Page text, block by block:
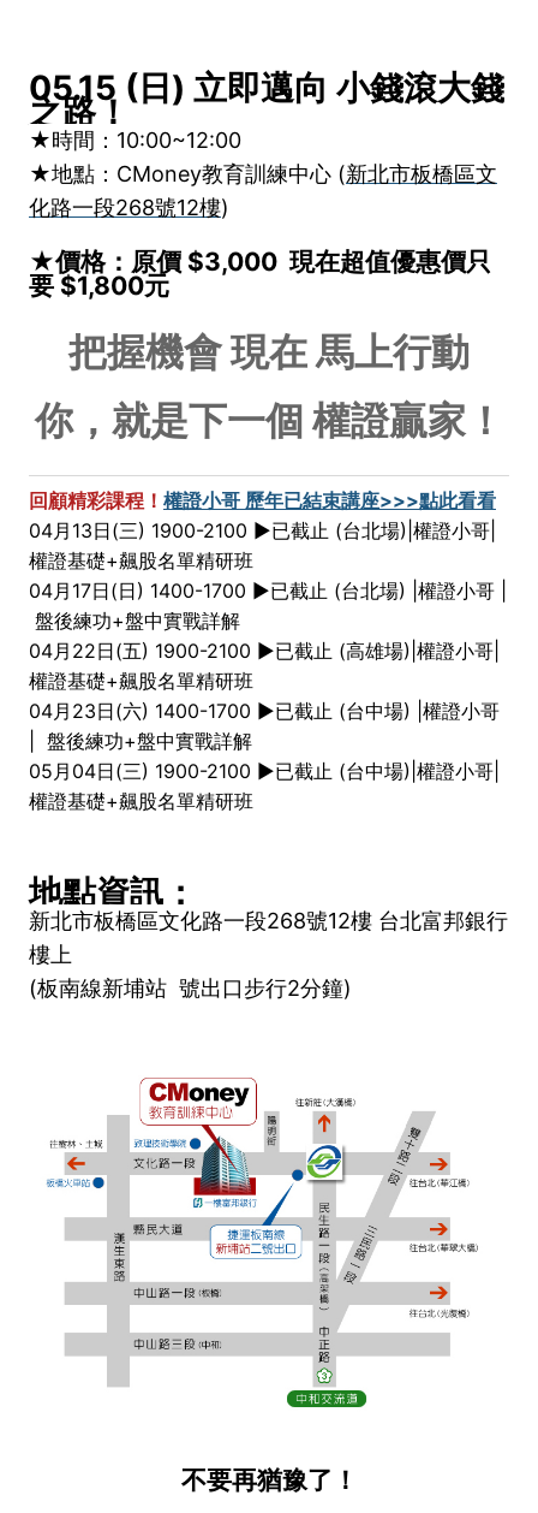
05.15 (日) 立即邁向 小錢滾大錢
之路！
★時間：10:00~12:00
★地點：CMoney教育訓練中心 (新北市板橋區文
化路一段268號12樓)
★價格：原價 $3,000 現在超值優惠價只
要 $1,800元
把握機會 現在 馬上行動
你，就是下一個 權證贏家！
回顧精彩課程！ 權證小哥 歷年已結束講座>>>點此看看
04月13日(三) 1900-2100 ►已截止 (台北場)|權證小哥|
權證基礎+飆股名單精研班
04月17日(日) 1400-1700 ►已截止 (台北場) |權證小哥 |
盤後練功+盤中實戰詳解
04月22日(五) 1900-2100 ►已截止 (高雄場)|權證小哥|
權證基礎+飆股名單精研班
04月23日(六) 1400-1700 ►已截止 (台中場) |權證小哥
| 盤後練功+盤中實戰詳解
05月04日(三) 1900-2100 ►已截止 (台中場)|權證小哥|
權證基礎+飆股名單精研班
地點資訊：
新北市板橋區文化路一段268號12樓 台北富邦銀行
樓上
(板南線新埔站 號出口步行2分鐘)
不要再猶豫了！